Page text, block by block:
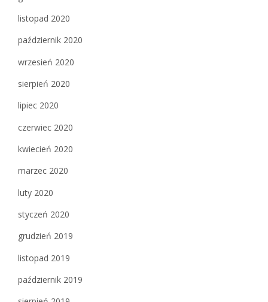
listopad 2020
październik 2020
wrzesień 2020
sierpień 2020
lipiec 2020
czerwiec 2020
kwiecień 2020
marzec 2020
luty 2020
styczeń 2020
grudzień 2019
listopad 2019
październik 2019